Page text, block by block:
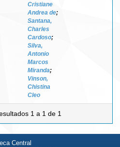
Cristiane
Andrea de;
Santana,
Charles
Cardoso;
Silva,
Antonio
Marcos
Miranda;
Vinson,
Chistina
Cleo
1 a 1 de 1
Central